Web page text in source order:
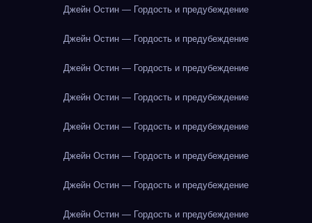
Джейн Остин — Гордость и предубеждение
Джейн Остин — Гордость и предубеждение
Джейн Остин — Гордость и предубеждение
Джейн Остин — Гордость и предубеждение
Джейн Остин — Гордость и предубеждение
Джейн Остин — Гордость и предубеждение
Джейн Остин — Гордость и предубеждение
Джейн Остин — Гордость и предубеждение